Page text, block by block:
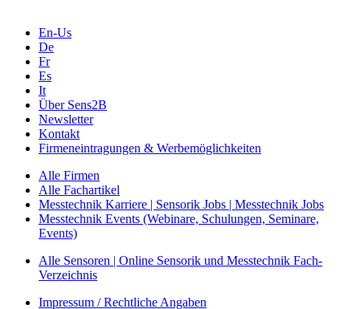
En-Us
De
Fr
Es
It
Über Sens2B
Newsletter
Kontakt
Firmeneintragungen & Werbemöglichkeiten
Alle Firmen
Alle Fachartikel
Messtechnik Karriere | Sensorik Jobs | Messtechnik Jobs
Messtechnik Events (Webinare, Schulungen, Seminare,
Events)
Alle Sensoren | Online Sensorik und Messtechnik Fach-
Verzeichnis
Impressum / Rechtliche Angaben